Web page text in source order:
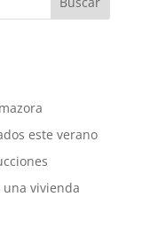
este verano
vivienda